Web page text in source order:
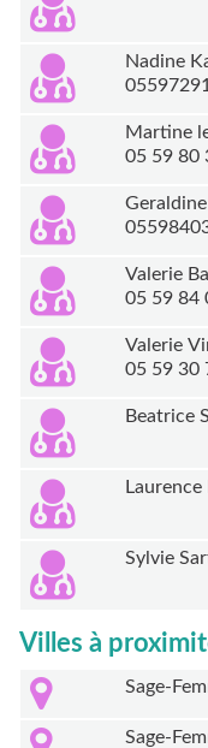
Nadine
Martine
05 59 80
Valerie
05 59 84
Valerie
05 59 30
Beatrice
Laurence
Sylvie
Villes à
Sage-
Sage-